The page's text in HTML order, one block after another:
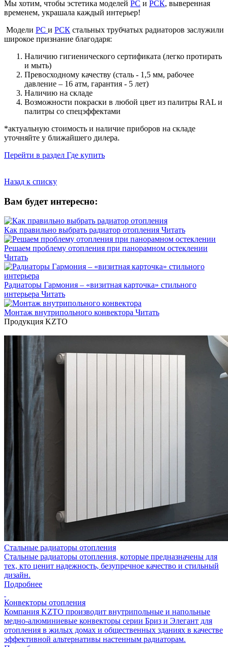
Мы хотим, чтобы эстетика моделей РС и РСК, выверенная
временем, украшала каждый интерьер!
Модели РС и РСК стальных трубчатых радиаторов заслужили
широкое признание благодаря:
Наличию гигиенического сертификата (легко протирать
и мыть)
Превосходному качеству (сталь - 1,5 мм, рабочее
давление – 16 атм, гарантия - 5 лет)
Наличию на складе
Возможности покраски в любой цвет из палитры RAL и
палитры со спецэффектами
*актуальную стоимость и наличие приборов на складе
уточняйте у ближайшего дилера.
Перейти в раздел Где купить
Назад к списку
Вам будет интересно:
Как правильно выбрать радиатор отопления Читать
Решаем проблему отопления при панорамном остеклении
Читать
Радиаторы Гармония – «визитная карточка» стильного
интерьера Читать
Монтаж внутрипольного конвектора Читать
Продукция KZTO
Стальные радиаторы отопления
Стальные радиаторы отопления, которые предназначены для
тех, кто ценит надежность, безупречное качество и стильный
дизайн.
Подробнее
Конвекторы отопления
Компания KZTO производит внутрипольные и напольные
медно-алюминиевые конвекторы серии Бриз и Элегант для
отопления в жилых домах и общественных зданиях в качестве
эффективной альтернативы настенным радиаторам.